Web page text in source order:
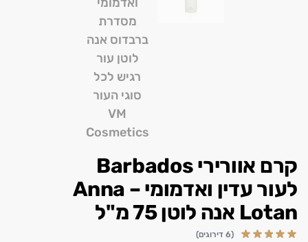
קרם אוורירי Barbados
לעור עדין ואדמומי – Anna
Lotan אנה לוטן 75 מ"ל
(6 דירוגים)